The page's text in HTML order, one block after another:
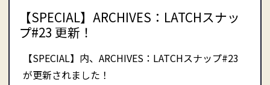
【SPECIAL】ARCHIVES：LATCHスナッ
プ#23 更新！
【SPECIAL】内、ARCHIVES：LATCHスナップ#23
が更新されました！